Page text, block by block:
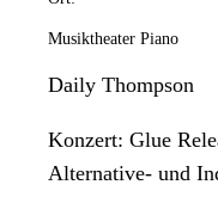
Musiktheater Piano
Daily Thompson
Konzert: Glue
Alternative- und